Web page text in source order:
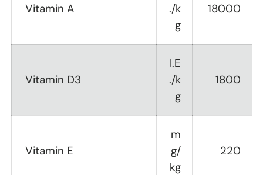
Vitamin A
./k
g
18000
Vitamin D3
I.E
./k
g
1800
Vitamin E
m
g/
kg
220